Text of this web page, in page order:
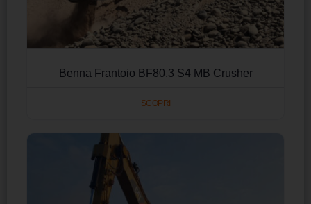
Benna Frantoio BF80.3 S4 MB Crusher
SCOPRI